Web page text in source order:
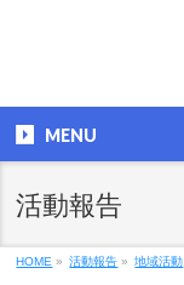
MENU
活動報告
HOME » 活動報告 » 地域活動